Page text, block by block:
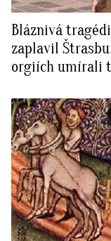
Bláznivá
zaplavil
orgiích umírali